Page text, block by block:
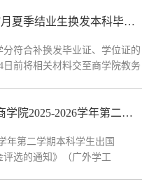
况，现将我院2026年研究生国
籍、纳入全国研究生招生计划
生（全脱产学习）。二、评审
商学院关于2026年7月夏季结业生换发本科毕业证及学位证的通知
符合补换发毕业证、学位证的
日前将相关材料交至商学院教务
学生，请及时联系任课教师于
明后发送至教务办公邮箱。地
学城广外院系楼354办公室商
广东外语外贸大学商学院2025-2026学年第二学期本科学生出国（境）学习奖助学金名单公示
年第二学期本科学生出国
评选的通知》（广外学工